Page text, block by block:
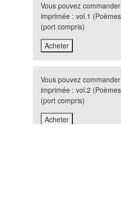
Vous pouvez
imprimée : vol.1
(port compris)
Vous pouvez
imprimée : vol.2
(port compris)